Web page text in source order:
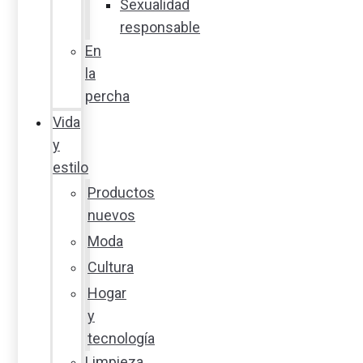
Sexualidad
responsable
En
la
percha
Vida
y
estilo
Productos
nuevos
Moda
Cultura
Hogar
y
tecnología